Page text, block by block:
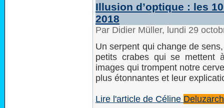
Illusion d’optique : les
2018
Par Didier Müller, lundi 29
Un serpent qui change de
petits crabes qui se mettent
images qui trompent notre
plus étonnantes et leur
Lire l'article de Céline